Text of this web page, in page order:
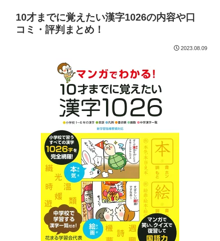
10才までに覚えたい漢字1026の内容や口
コミ・評判まとめ！
2023.08.09